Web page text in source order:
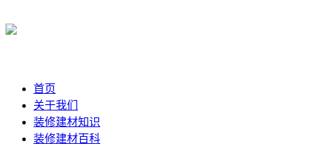
首页
关于我们
装修建材知识
装修建材百科